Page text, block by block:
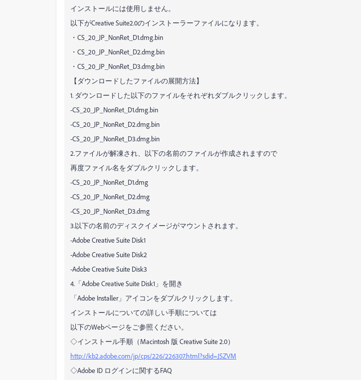
インストールには使用しません。
以下がCreative Suite2.0のインストーラーファイルになります。
・CS_20_JP_NonRet_D1.dmg.bin
・CS_20_JP_NonRet_D2.dmg.bin
・CS_20_JP_NonRet_D3.dmg.bin
【ダウンロードしたファイルの展開方法】
1. ダウンロードした以下のファイルをそれぞれダブルクリックします。
-CS_20_JP_NonRet_D1.dmg.bin
-CS_20_JP_NonRet_D2.dmg.bin
-CS_20_JP_NonRet_D3.dmg.bin
2.ファイルが解凍され、以下の名前のファイルが作成されますので
再度ファイル名をダブルクリックします。
-CS_20_JP_NonRet_D1.dmg
-CS_20_JP_NonRet_D2.dmg
-CS_20_JP_NonRet_D3.dmg
3.以下の名前のディスクイメージがマウントされます。
-Adobe Creative Suite Disk1
-Adobe Creative Suite Disk2
-Adobe Creative Suite Disk3
4.「Adobe Creative Suite Disk1」を開き
「Adobe Installer」アイコンをダブルクリックします。
インストールについての詳しい手順については
以下のWebページをご参照ください。
◇インストール手順（Macintosh 版 Creative Suite 2.0）
http://kb2.adobe.com/jp/cps/226/226307.html?sdid=JSZVM
◇Adobe ID ログインに関するFAQ